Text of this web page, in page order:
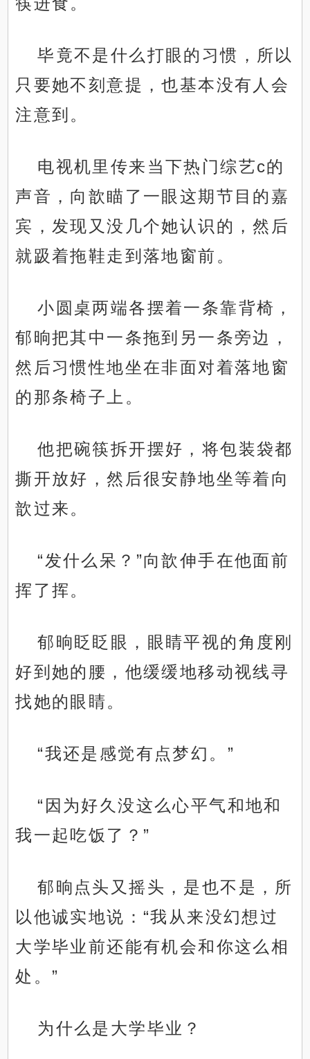
毕竟不是什么打眼的习惯，所以
只要她不刻意提，也基本没有人会
注意到。
电视机里传来当下热门综艺c的
声音，向歆瞄了一眼这期节目的嘉
宾，发现又没几个她认识的，然后
就趿着拖鞋走到落地窗前。
小圆桌两端各摆着一条靠背椅，
郁晌把其中一条拖到另一条旁边，
然后习惯性地坐在非面对着落地窗
的那条椅子上。
他把碗筷拆开摆好，将包装袋都
撕开放好，然后很安静地坐等着向
歆过来。
“发什么呆？”向歆伸手在他面前
挥了挥。
郁晌眨眨眼，眼睛平视的角度刚
好到她的腰，他缓缓地移动视线寻
找她的眼睛。
“我还是感觉有点梦幻。”
“因为好久没这么心平气和地和
我一起吃饭了？”
郁晌点头又摇头，是也不是，所
以他诚实地说：“我从来没幻想过
大学毕业前还能有机会和你这么相
处。”
为什么是大学毕业？